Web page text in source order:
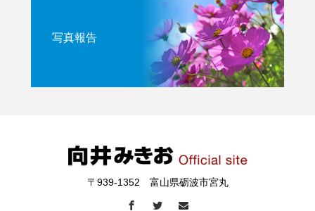
写真報告
〒939-1352 富山県砺波市宮丸